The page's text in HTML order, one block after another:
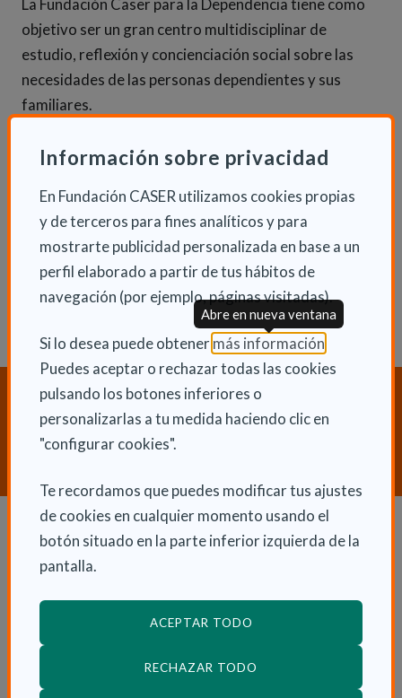
Información sobre privacidad
En Fundación CASER utilizamos cookies propias
y de terceros para fines analíticos y para
mostrarte publicidad personalizada en base a un
perfil elaborado a partir de tus hábitos de
navegación (por ejemplo, páginas visitadas).
Si lo desea puede obtener más información
Puedes aceptar o rechazar todas las cookies
pulsando los botones inferiores o
personalizarlas a tu medida haciendo clic en
"configurar cookies".
Te recordamos que puedes modificar tus ajustes
de cookies en cualquier momento usando el
botón situado en la parte inferior izquierda de la
pantalla.
ACEPTAR TODO
RECHAZAR TODO
Abre en nueva ventana
La Fundación Caser para la Dependencia tiene como
objetivo ser un gran centro multidisciplinar de
estudio, reflexión y concienciación social sobre las
necesidades de las personas dependientes y sus
familiares.
INFORMACIÓN ADICIONAL
Mar 15 Noviembre 2011
Fundación
¿Necesitas orientación sobre
Dependencia y Discapacidad?
CONTACTA CON NOSOTROS
Dependencia y autonomía
Dependencia en las CCAA
Trámites